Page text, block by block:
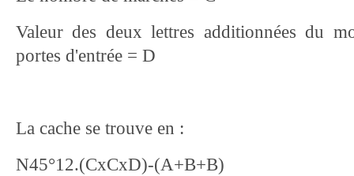
Valeur des deux lettres additionnées du
portes d'entrée = D
La cache se trouve en :
N45°12.(CxCxD)-(A+B+B)